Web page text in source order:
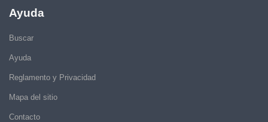
Ayuda
Buscar
Ayuda
Reglamento y Privacidad
Mapa del sitio
Contacto